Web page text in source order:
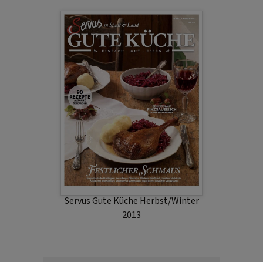
Servus Gute Küche Herbst/Winter
2013